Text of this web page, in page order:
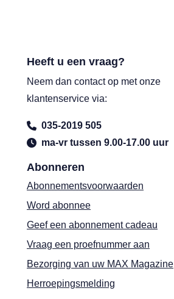
Abonneren
Abonnementsvoorwaarden
Word abonnee
Geef een abonnement cadeau
Vraag een proefnummer aan
Bezorging van uw MAX Magazine
Herroepingsmelding
Heeft u een vraag?
Neem dan contact op met onze
klantenservice via:
035-2019 505
ma-vr tussen 9.00-17.00 uur